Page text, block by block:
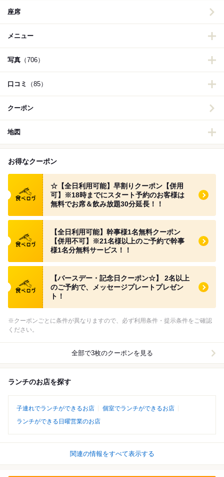
座席
メニュー
写真 （706）
口コミ （85）
クーポン
地図
お得なクーポン
食べログ クーポン
☆【全日利用可能】早割りクーポン【併用
可】※18時までにスタート予約のお客様は
無料でお席＆飲み放題30分延長！！
食べログ クーポン
【全日利用可能】幹事様1名無料クーポン
【併用不可】※21名様以上のご予約で幹事
様1名分無料サービス！！
食べログ クーポン
【バースデー・記念日クーポン☆】 2名以上
のご予約で、メッセージプレートプレゼン
ト！
※クーポンごとに条件が異なりますので、必ず利用条件・提示条件をご確認
ください。
全部で3枚のクーポンを見る
ランチのお店を探す
子連れでランチができるお店
個室でランチができるお店
ランチができる日曜営業のお店
関連の情報をすべて表示する